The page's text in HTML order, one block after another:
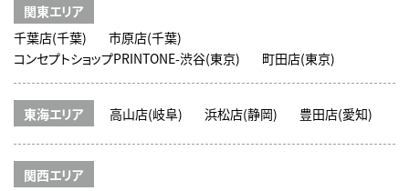
関東エリア
千葉店(千葉)
市原店(千葉)
コンセプトショップPRINTONE-渋谷(東京)
町田店(東京)
東海エリア 高山店(岐阜) 浜松店(静岡) 豊田店(愛知)
関西エリア